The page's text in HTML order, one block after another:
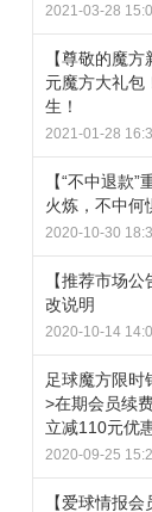
2021-03-28
【尊敬的魔
元魔方大礼包
生！
2021-01-28
【“不中退款
火炼，不中何
2020-10-30
【推荐市场
改说明
2020-10-14
足球魔方限时
>在期会员续
立减110元优
2020-09-25
【爱球情报